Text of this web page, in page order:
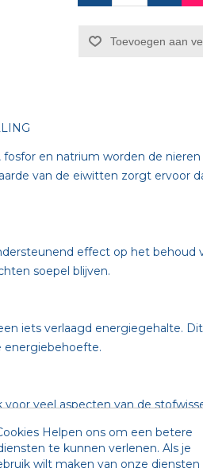
Toevoegen aan
en natrium worden de
van de eiwitten zorgt ervoor
effect op het behoud
soepel blijven.
iets verlaagd energiegehalte.
energiebehoefte.
veel aspecten van de
van de hartspierfunctie bij
Helpen ons om een betere
te kunnen verlenen. Als je
wilt maken van onze diensten